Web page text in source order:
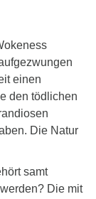
einen
den tödlichen
Die Natur
samt
Die mit